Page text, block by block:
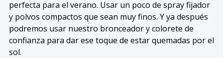
perfecta para el verano. Usar un poco de spray fijador
y polvos compactos que sean muy finos. Y ya después
podremos usar nuestro bronceador y colorete de
confianza para dar ese toque de estar quemadas por el
sol.